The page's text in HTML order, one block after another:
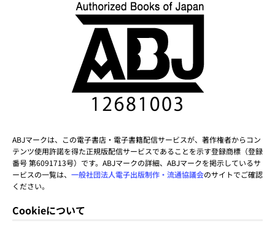
ABJマークは、この電子書店・電子書籍配信サービスが、著作権者からコン
テンツ使用許諾を得た正規版配信サービスであることを示す登録商標（登録
番号 第6091713号）です。ABJマークの詳細、ABJマークを掲示しているサ
ービスの一覧は、 一般社団法人電子出版制作・流通協議会のサイトでご確認
ください。
Cookieについて